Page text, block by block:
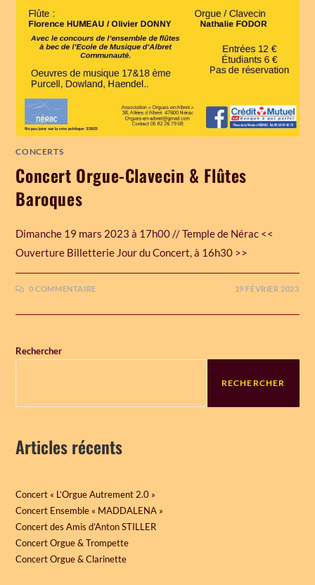
CONCERTS
Concert Orgue-Clavecin & Flûtes
Baroques
Dimanche 19 mars 2023 à 17h00 // Temple de Nérac <<
Ouverture Billetterie Jour du Concert, à 16h30 >>
0 COMMENTAIRE 19 FÉVRIER 2023
Rechercher
RECHERCHER
Articles récents
Concert « L’Orgue Autrement 2.0 »
Concert Ensemble « MADDALENA »
Concert des Amis d’Anton STILLER
Concert Orgue & Trompette
Concert Orgue & Clarinette